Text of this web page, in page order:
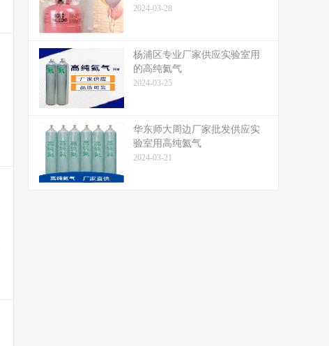
2024-03-28
杨浦区专业厂家供应实验室用
的高纯氦气
2024-03-25
华东师大周边厂家批发供应实
验室用高纯氦气
2024-03-21